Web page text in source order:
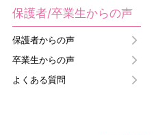
保護者/卒業生からの声
保護者からの声
卒業生からの声
よくある質問